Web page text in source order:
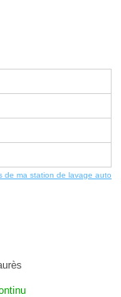
de ma station de lavage auto